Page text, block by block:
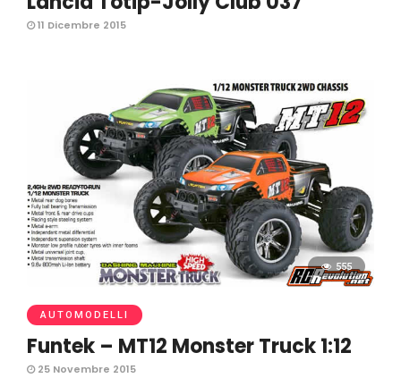
11 Dicembre 2015
555
AUTOMODELLI
Funtek – MT12 Monster Truck 1:12
25 Novembre 2015